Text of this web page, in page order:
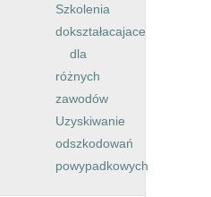
Szkolenia
dokształacajace
dla
różnych
zawodów
Uzyskiwanie
odszkodowań
powypadkowych